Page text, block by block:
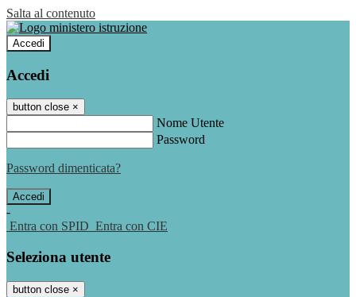
Salta al contenuto
Accedi
Accedi
button close ×
Nome Utente
Password
Password dimenticata?
-
Entra con SPID Entra con CIE
Seleziona utente
button close ×